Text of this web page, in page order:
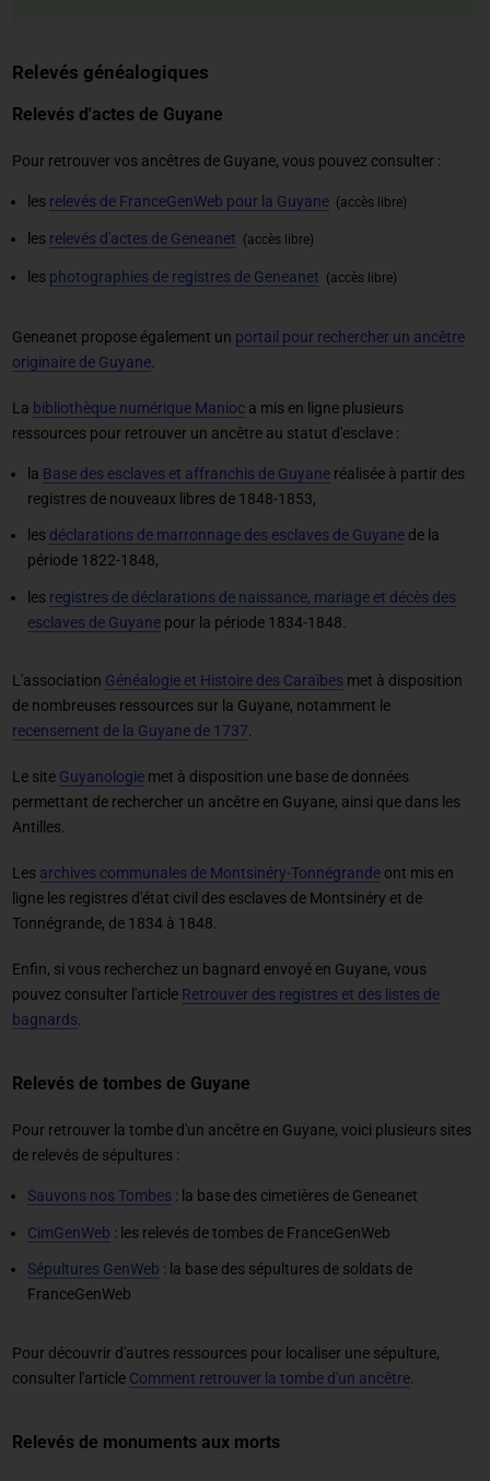
Relevés généalogiques
Relevés d'actes de Guyane
Pour retrouver vos ancêtres de Guyane, vous pouvez consulter :
les relevés de FranceGenWeb pour la Guyane (accès libre)
les relevés d'actes de Geneanet (accès libre)
les photographies de registres de Geneanet (accès libre)
Geneanet propose également un portail pour rechercher un ancêtre
originaire de Guyane.
La bibliothèque numérique Manioca mis en ligne plusieurs
ressources pour retrouver un ancêtre au statut d'esclave :
la Base des esclaves et affranchis de Guyaneréalisée à partir des
registres de nouveaux libres de 1848-1853,
les déclarations de marronnage des esclaves de Guyanede la
période 1822-1848,
les registres de déclarations de naissance, mariage et décès des
esclaves de Guyanepour la période 1834-1848.
L'association Généalogie et Histoire des Caraïbes met à disposition
de nombreuses ressources sur la Guyane, notamment le
recensement de la Guyane de 1737.
Le site Guyanologiemet à disposition une base de données
permettant de rechercher un ancêtre en Guyane, ainsi que dans les
Antilles.
Les archives communales de Montsinéry-Tonnégrandeont mis en
ligne les registres d'état civil des esclaves de Montsinéry et de
Tonnégrande, de 1834 à 1848.
Enfin, si vous recherchez un bagnard envoyé en Guyane, vous
pouvez consulter l'article Retrouver des registres et des listes de
bagnards
Relevés de tombes de Guyane
Pour retrouver la tombe d'un ancêtre en Guyane, voici plusieurs sites
de relevés de sépultures :
Sauvons nos Tombes : la base des cimetières de Geneanet
CimGenWeb : les relevés de tombes de FranceGenWeb
Sépultures GenWeb : la base des sépultures de soldats de
FranceGenWeb
Pour découvrir d'autres ressources pour localiser une sépulture,
consulter l'article Comment retrouver la tombe d'un ancêtre.
Relevés de monuments aux morts